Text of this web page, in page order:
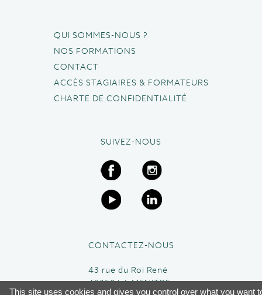
QUI SOMMES-NOUS ?
NOS FORMATIONS
CONTACT
ACCÈS STAGIAIRES & FORMATEURS
CHARTE DE CONFIDENTIALITÉ
SUIVEZ-NOUS
CONTACTEZ-NOUS
43 rue du Roi René
49250 LA MENITRE
This site uses cookies and gives you control over what you want